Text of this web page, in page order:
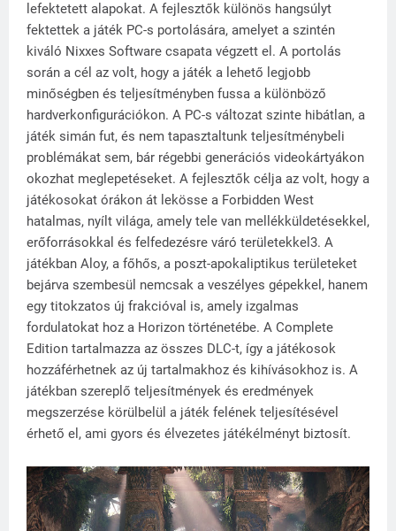
lefektetett alapokat. A fejlesztők különös hangsúlyt
fektettek a játék PC-s portolására, amelyet a szintén
kiváló Nixxes Software csapata végzett el. A portolás
során a cél az volt, hogy a játék a lehető legjobb
minőségben és teljesítményben fussa a különböző
hardverkonfigurációkon. A PC-s változat szinte hibátlan, a
játék simán fut, és nem tapasztaltunk teljesítménybeli
problémákat sem, bár régebbi generációs videokártyákon
okozhat meglepetéseket. A fejlesztők célja az volt, hogy a
játékosokat órákon át lekösse a Forbidden West
hatalmas, nyílt világa, amely tele van mellékküldetésekkel,
erőforrásokkal és felfedezésre váró területekkel3. A
játékban Aloy, a főhős, a poszt-apokaliptikus területeket
bejárva szembesül nemcsak a veszélyes gépekkel, hanem
egy titokzatos új frakcióval is, amely izgalmas
fordulatokat hoz a Horizon történetébe. A Complete
Edition tartalmazza az összes DLC-t, így a játékosok
hozzáférhetnek az új tartalmakhoz és kihívásokhoz is. A
játékban szereplő teljesítmények és eredmények
megszerzése körülbelül a játék felének teljesítésével
érhető el, ami gyors és élvezetes játékélményt biztosít.